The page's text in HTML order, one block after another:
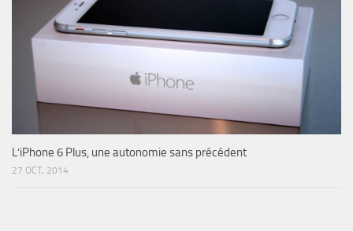
L’iPhone 6 Plus, une autonomie sans précédent
27 OCT, 2014